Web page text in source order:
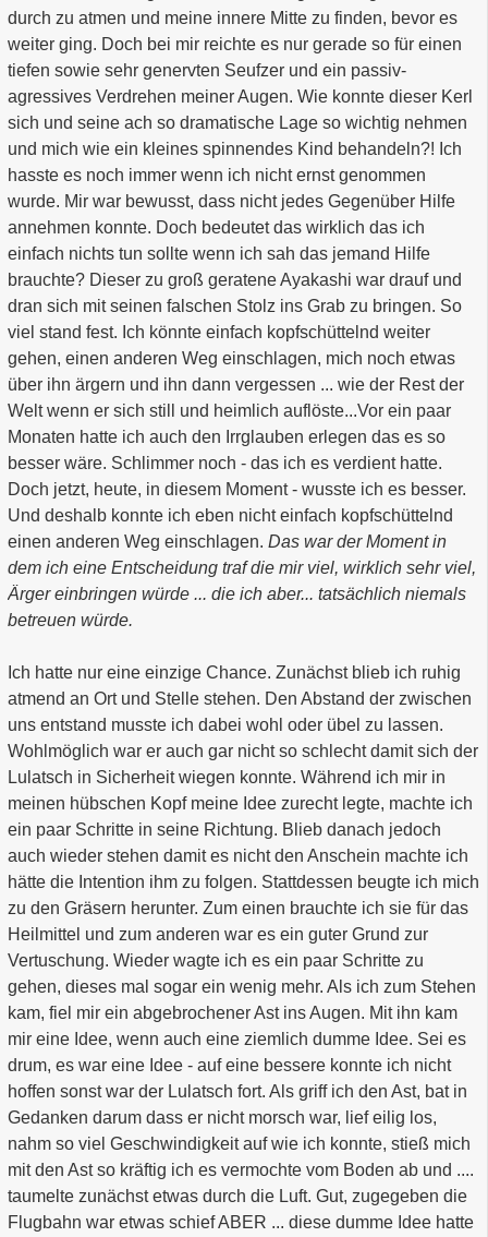
durch zu atmen und meine innere Mitte zu finden, bevor es
weiter ging. Doch bei mir reichte es nur gerade so für einen
tiefen sowie sehr genervten Seufzer und ein passiv-
agressives Verdrehen meiner Augen. Wie konnte dieser Kerl
sich und seine ach so dramatische Lage so wichtig nehmen
und mich wie ein kleines spinnendes Kind behandeln?! Ich
hasste es noch immer wenn ich nicht ernst genommen
wurde. Mir war bewusst, dass nicht jedes Gegenüber Hilfe
annehmen konnte. Doch bedeutet das wirklich das ich
einfach nichts tun sollte wenn ich sah das jemand Hilfe
brauchte? Dieser zu groß geratene Ayakashi war drauf und
dran sich mit seinen falschen Stolz ins Grab zu bringen. So
viel stand fest. Ich könnte einfach kopfschüttelnd weiter
gehen, einen anderen Weg einschlagen, mich noch etwas
über ihn ärgern und ihn dann vergessen ... wie der Rest der
Welt wenn er sich still und heimlich auflöste...Vor ein paar
Monaten hatte ich auch den Irrglauben erlegen das es so
besser wäre. Schlimmer noch - das ich es verdient hatte.
Doch jetzt, heute, in diesem Moment - wusste ich es besser.
Und deshalb konnte ich eben nicht einfach kopfschüttelnd
einen anderen Weg einschlagen. Das war der Moment in
dem ich eine Entscheidung traf die mir viel, wirklich sehr viel,
Ärger einbringen würde ... die ich aber... tatsächlich niemals
betreuen würde.
Ich hatte nur eine einzige Chance. Zunächst blieb ich ruhig
atmend an Ort und Stelle stehen. Den Abstand der zwischen
uns entstand musste ich dabei wohl oder übel zu lassen.
Wohlmöglich war er auch gar nicht so schlecht damit sich der
Lulatsch in Sicherheit wiegen konnte. Während ich mir in
meinen hübschen Kopf meine Idee zurecht legte, machte ich
ein paar Schritte in seine Richtung. Blieb danach jedoch
auch wieder stehen damit es nicht den Anschein machte ich
hätte die Intention ihm zu folgen. Stattdessen beugte ich mich
zu den Gräsern herunter. Zum einen brauchte ich sie für das
Heilmittel und zum anderen war es ein guter Grund zur
Vertuschung. Wieder wagte ich es ein paar Schritte zu
gehen, dieses mal sogar ein wenig mehr. Als ich zum Stehen
kam, fiel mir ein abgebrochener Ast ins Augen. Mit ihn kam
mir eine Idee, wenn auch eine ziemlich dumme Idee. Sei es
drum, es war eine Idee - auf eine bessere konnte ich nicht
hoffen sonst war der Lulatsch fort. Als griff ich den Ast, bat in
Gedanken darum dass er nicht morsch war, lief eilig los,
nahm so viel Geschwindigkeit auf wie ich konnte, stieß mich
mit den Ast so kräftig ich es vermochte vom Boden ab und ....
taumelte zunächst etwas durch die Luft. Gut, zugegeben die
Flugbahn war etwas schief ABER ... diese dumme Idee hatte